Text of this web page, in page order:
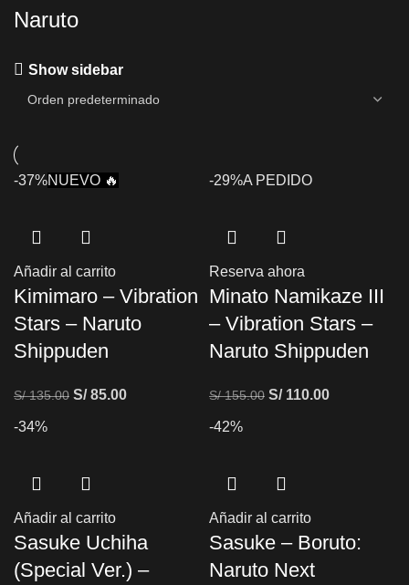
Naruto
Show sidebar
-37%NUEVO 🔥
Añadir al carrito
Kimimaro – Vibration
Stars – Naruto
Shippuden
S/135.00 S/85.00
-29%A PEDIDO
Reserva ahora
Minato Namikaze III
– Vibration Stars –
Naruto Shippuden
S/155.00 S/110.00
-34%
Añadir al carrito
Sasuke Uchiha
(Special Ver.) –
-42%
Añadir al carrito
Sasuke – Boruto:
Naruto Next